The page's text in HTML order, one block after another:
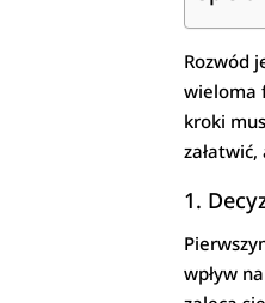
Rozwód
wieloma
kroki
1.
wpływ